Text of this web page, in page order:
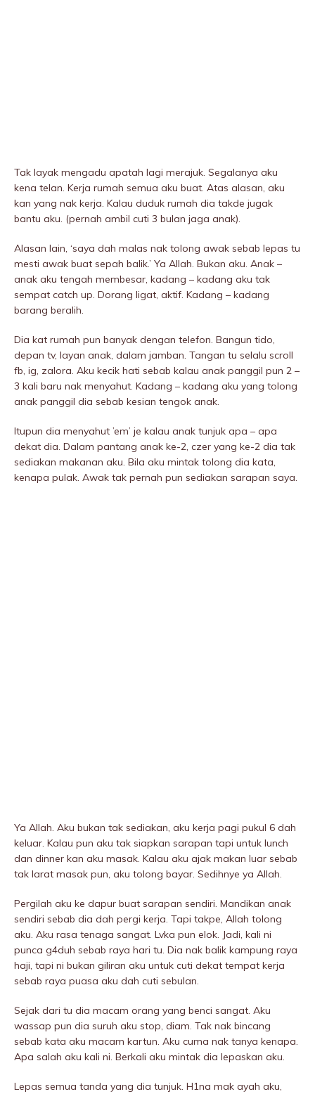
Tak layak mengadu apatah lagi merajuk. Segalanya aku
kena telan. Kerja rumah semua aku buat. Atas alasan, aku
kan yang nak kerja. Kalau duduk rumah dia takde jugak
bantu aku. (pernah ambil cuti 3 bulan jaga anak).
Alasan lain, ‘saya dah malas nak tolong awak sebab lepas tu
mesti awak buat sepah balik.’ Ya Allah. Bukan aku. Anak –
anak aku tengah membesar, kadang – kadang aku tak
sempat catch up. Dorang ligat, aktif. Kadang – kadang
barang beralih.
Dia kat rumah pun banyak dengan telefon. Bangun tido,
depan tv, layan anak, dalam jamban. Tangan tu selalu scroll
fb, ig, zalora. Aku kecik hati sebab kalau anak panggil pun 2 –
3 kali baru nak menyahut. Kadang – kadang aku yang tolong
anak panggil dia sebab kesian tengok anak.
Itupun dia menyahut ’em’ je kalau anak tunjuk apa – apa
dekat dia. Dalam pantang anak ke-2, czer yang ke-2 dia tak
sediakan makanan aku. Bila aku mintak tolong dia kata,
kenapa pulak. Awak tak pernah pun sediakan sarapan saya.
Ya Allah. Aku bukan tak sediakan, aku kerja pagi pukuI 6 dah
keluar. Kalau pun aku tak siapkan sarapan tapi untuk lunch
dan dinner kan aku masak. Kalau aku ajak makan luar sebab
tak larat masak pun, aku tolong bayar. Sedihnye ya Allah.
PergiIah aku ke dapur buat sarapan sendiri. Mandikan anak
sendiri sebab dia dah pergi kerja. Tapi takpe, Allah tolong
aku. Aku rasa tenaga sangat. Lvka pun elok. Jadi, kali ni
punca g4duh sebab raya hari tu. Dia nak balik kampung raya
haji, tapi ni bukan giliran aku untuk cuti dekat tempat kerja
sebab raya puasa aku dah cuti sebulan.
Sejak dari tu dia macam orang yang benci sangat. Aku
wassap pun dia suruh aku stop, diam. Tak nak bincang
sebab kata aku macam kartun. Aku cuma nak tanya kenapa.
Apa salah aku kali ni. Berkali aku mintak dia lepaskan aku.
Lepas semua tanda yang dia tunjuk. H1na mak ayah aku,